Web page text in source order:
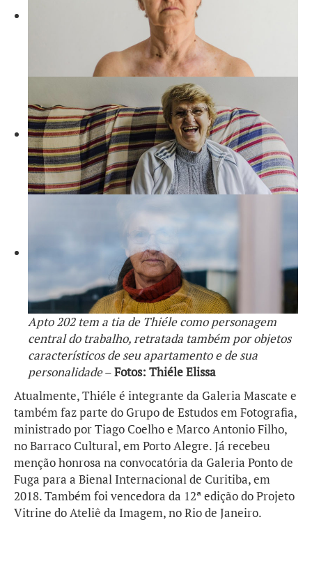
Apto 202 tem a tia de Thiéle como personagem
central do trabalho, retratada também por objetos
característicos de seu apartamento e de sua
personalidade–Fotos: Thiéle Elissa
Atualmente, Thiéle é integrante da Galeria Mascate e
também faz parte do Grupo de Estudos em Fotografia,
ministrado por Tiago Coelho e Marco Antonio Filho,
no Barraco Cultural, em Porto Alegre. Já recebeu
menção honrosa na convocatória da Galeria Ponto de
Fuga para a Bienal Internacional de Curitiba, em
2018. Também foi vencedora da 12ª edição do Projeto
Vitrine do Ateliê da Imagem, no Rio de Janeiro.